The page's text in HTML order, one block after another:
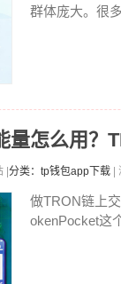
群体庞大。很
量怎么用？
分类：tp钱包app下载 |
做TRON链上
okenPocket这